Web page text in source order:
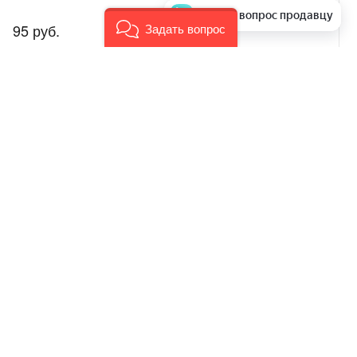
95 руб.
Задать вопрос продавцу
Задать вопрос